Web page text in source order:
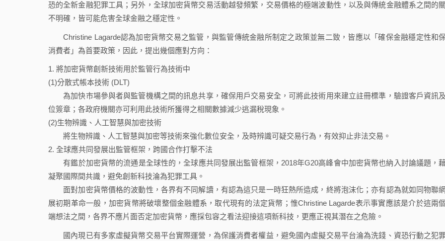
恐的全新金融犯罪工具；另外，全球加密貨幣交易活動越發頻繁，交易價格的極端波動性，以及與傳統金融體系之間的
不明確，皆可能危害全球金融之穩定性。
Christine Lagarde認為加密貨幣交易之監管，與監管傳統金融所制定之政策並無二致，皆應以「確保金融穩定性和
消費者」為首要政策，因此，提出幾個應對方向：
將加密貨幣創新技術用於監管行為技術中
(1)分散式帳本技術 (DLT)
為加快市場參與者與監管機構之間的訊息共享，確保用戶交易安全，可將此技術用來建立註冊標準，驗證客戶資訊
位簽章；各政府機關亦可利用此技術所獲得之相關數據減少逃漏稅現象。
(2)生物辨識、人工智慧與加密技術
將生物辨識、人工智慧與加密等技術來強化數位安全，及時辨識可疑交易行為，有效抑止非法交易。
全球應共同發展出監管框架，跨國合作打擊不法
有鑑於加密貨幣的流通是全球性的，全球應共同發展出監管框架，2018年G20高峰會中加密貨幣也納入討論議題，
凝聚國際間共識，避免創新科技淪為犯罪工具。
面對加密貨幣價格的波動性，各界有不同解讀，有認為這只是一時狂熱所造成，終將泡沫化；亦有認為就如同物聯
展初期革命一般，加密貨幣將破壞整個金融體系，取代現有的法定貨幣；惟Christine Lagarde表示事實應該是介於這兩
端想法之間，各界不應片面否定加密貨幣，應採包容之看法迎接這項新科技，更應正視其潛在之危險。
國內現已有多家虛擬貨幣交易平台實際運營，為保護消費者權益，避免國內虛擬交易平台淪為洗錢、資恐行動之犯